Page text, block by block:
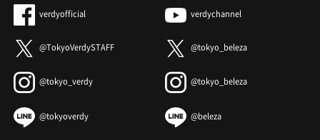
verdyofficial verdychannel
@TokyoVerdySTAFF @tokyo_beleza
@tokyo_verdy @tokyo_beleza
@tokyoverdy @beleza